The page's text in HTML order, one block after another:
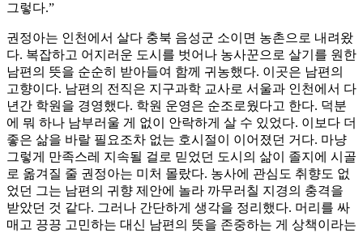
그렇다.”
권정아는 인천에서 살다 충북 음성군 소이면 농촌으로 내려왔
다. 복잡하고 어지러운 도시를 벗어나 농사꾼으로 살기를 원한
남편의 뜻을 순순히 받아들여 함께 귀농했다. 이곳은 남편의
고향이다. 남편의 전직은 지구과학 교사로 서울과 인천에서 다
년간 학원을 경영했다. 학원 운영은 순조로웠다고 한다. 덕분
에 뭐 하나 남부러울 게 없이 안락하게 살 수 있었다. 이보다 더
좋은 삶을 바랄 필요조차 없는 호시절이 이어졌던 거다. 마냥
그렇게 만족스레 지속될 걸로 믿었던 도시의 삶이 졸지에 시골
로 옮겨질 줄 권정아는 미처 몰랐다. 농사에 관심도 취향도 없
었던 그는 남편의 귀향 제안에 놀라 까무러칠 지경의 충격을
받았던 것 같다. 그러나 간단하게 생각을 정리했다. 머리를 싸
매고 끙끙 고민하는 대신 남편의 뜻을 존중하는 게 상책이라는